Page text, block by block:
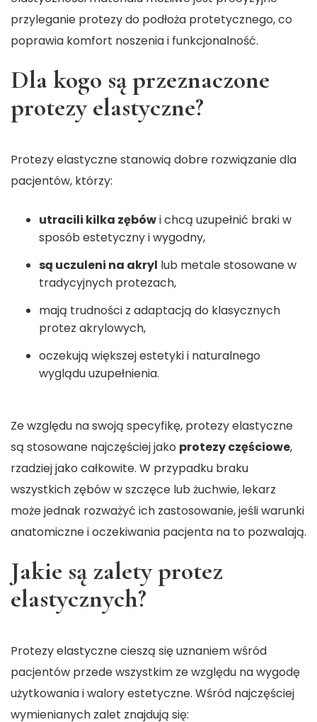
przyleganie protezy do podłoża protetycznego, co
poprawia komfort noszenia i funkcjonalność.
Dla kogo są przeznaczone
protezy elastyczne?
Protezy elastyczne stanowią dobre rozwiązanie dla
pacjentów, którzy:
utracili kilka zębówi chcą uzupełnić braki w
sposób estetyczny i wygodny,
są uczuleni na akryl lub metale stosowane w
tradycyjnych protezach,
mają trudności z adaptacją do klasycznych
protez akrylowych,
oczekują większej estetyki i naturalnego
wyglądu uzupełnienia.
Ze względu na swoją specyfikę, protezy elastyczne
są stosowane najczęściej jako protezy częściowe,
rzadziej jako całkowite. W przypadku braku
wszystkich zębów w szczęce lub żuchwie, lekarz
może jednak rozważyć ich zastosowanie, jeśli warunki
anatomiczne i oczekiwania pacjenta na to pozwalają.
Jakie są zalety protez
elastycznych?
Protezy elastyczne cieszą się uznaniem wśród
pacjentów przede wszystkim ze względu na wygodę
użytkowania i walory estetyczne. Wśród najczęściej
wymienianych zalet znajdują się: